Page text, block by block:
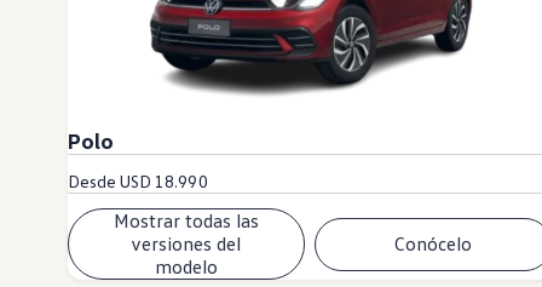
Polo
Desde USD 18.990
Mostrar todas las
versiones del
modelo
Conócelo